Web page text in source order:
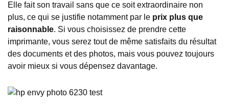
Elle fait son travail sans que ce soit extraordinaire non
plus, ce qui se justifie notamment par le prix plus que
raisonnable. Si vous choisissez de prendre cette
imprimante, vous serez tout de même satisfaits du résultat
des documents et des photos, mais vous pouvez toujours
avoir mieux si vous dépensez davantage.